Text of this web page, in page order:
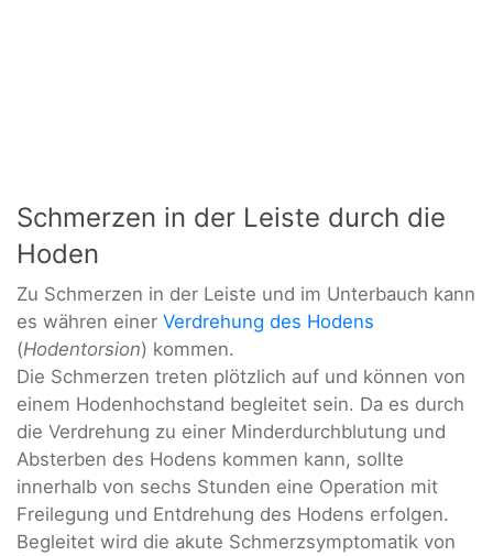
Schmerzen in der Leiste durch die
Hoden
Zu Schmerzen in der Leiste und im Unterbauch kann
es währen einer Verdrehung des Hodens
(Hodentorsion) kommen.
Die Schmerzen treten plötzlich auf und können von
einem Hodenhochstand begleitet sein. Da es durch
die Verdrehung zu einer Minderdurchblutung und
Absterben des Hodens kommen kann, sollte
innerhalb von sechs Stunden eine Operation mit
Freilegung und Entdrehung des Hodens erfolgen.
Begleitet wird die akute Schmerzsymptomatik von